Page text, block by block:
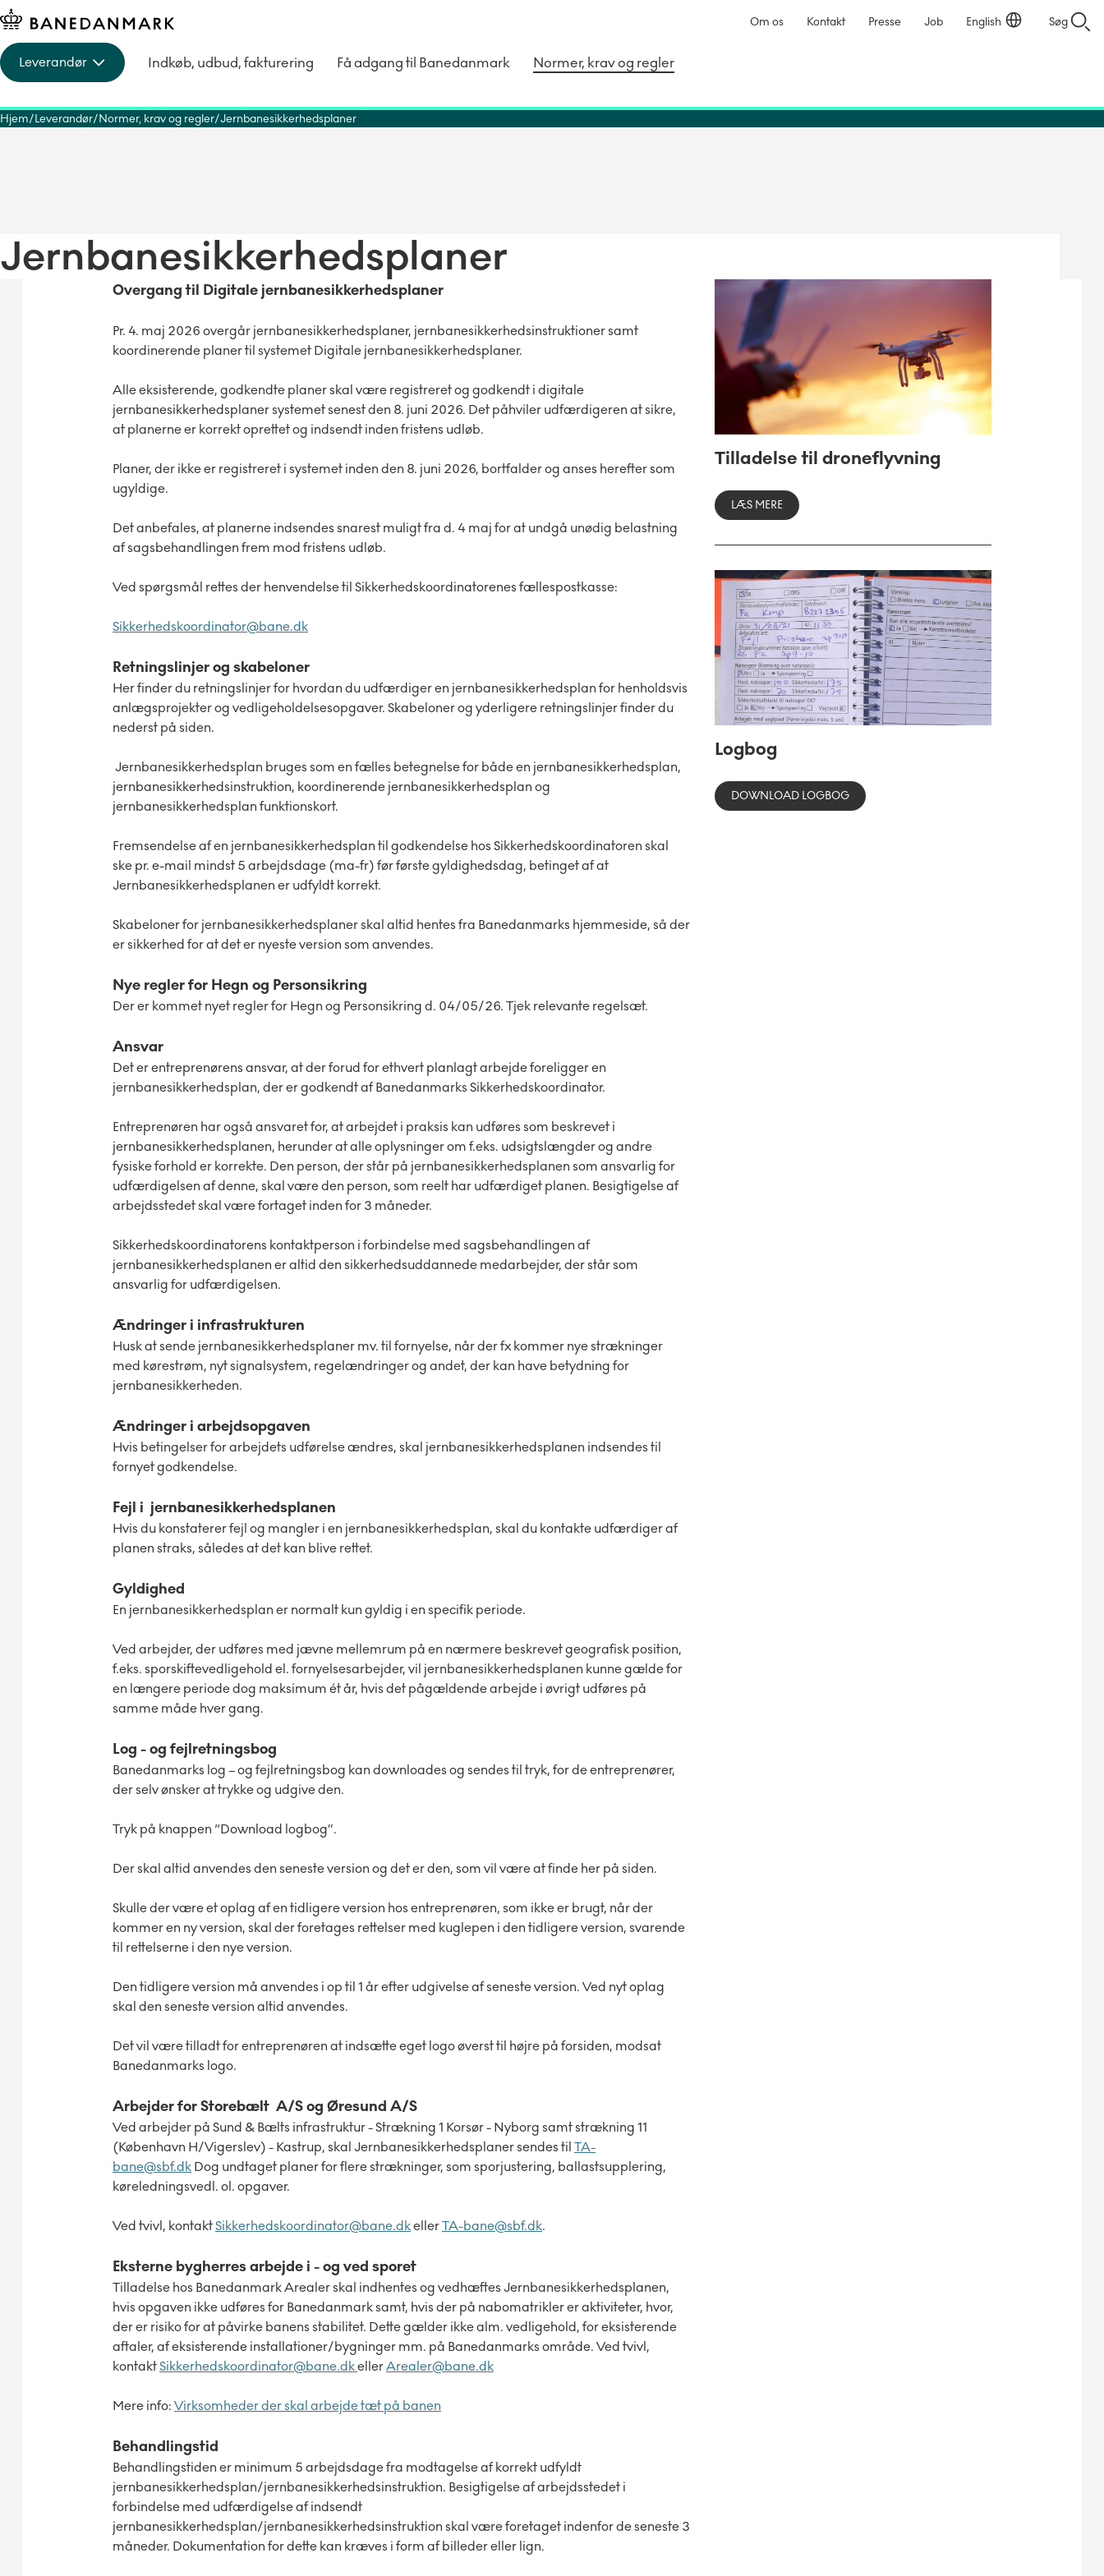
Leverandør Indkøb, udbud, fakturering Få adgang til Banedanmark Normer, krav og regler
Om os Kontakt Presse Job English Søg
Hjem Leverandør Normer, krav og regler Jernbanesikkerhedsplaner
Jernbanesikkerhedsplaner
Overgang til Digitale jernbanesikkerhedsplaner
Pr. 4. maj 2026 overgår jernbanesikkerhedsplaner, jernbanesikkerhedsinstruktioner samt
koordinerende planer til systemet Digitale jernbanesikkerhedsplaner.
Alle eksisterende, godkendte planer skal være registreret og godkendt i digitale
jernbanesikkerhedsplaner systemet senest den 8. juni 2026. Det påhviler udfærdigeren at sikre,
at planerne er korrekt oprettet og indsendt inden fristens udløb.
Planer, der ikke er registreret i systemet inden den 8. juni 2026, bortfalder og anses herefter som
ugyldige.
Det anbefales, at planerne indsendes snarest muligt fra d. 4 maj for at undgå unødig belastning
af sagsbehandlingen frem mod fristens udløb.
Ved spørgsmål rettes der henvendelse til Sikkerhedskoordinatorenes fællespostkasse:
Sikkerhedskoordinator@bane.dk
Retningslinjer og skabeloner
Her finder du retningslinjer for hvordan du udfærdiger en jernbanesikkerhedsplan for henholdsvis
anlægsprojekter og vedligeholdelsesopgaver. Skabeloner og yderligere retningslinjer finder du
nederst på siden.
Jernbanesikkerhedsplan bruges som en fælles betegnelse for både en jernbanesikkerhedsplan,
jernbanesikkerhedsinstruktion, koordinerende jernbanesikkerhedsplan og
jernbanesikkerhedsplan funktionskort.
Fremsendelse af en jernbanesikkerhedsplan til godkendelse hos Sikkerhedskoordinatoren skal
ske pr. e-mail mindst 5 arbejdsdage (ma-fr) før første gyldighedsdag, betinget af at
Jernbanesikkerhedsplanen er udfyldt korrekt.
Skabeloner for jernbanesikkerhedsplaner skal altid hentes fra Banedanmarks hjemmeside, så der
er sikkerhed for at det er nyeste version som anvendes.
Nye regler for Hegn og Personsikring
Der er kommet nyet regler for Hegn og Personsikring d. 04/05/26. Tjek relevante regelsæt.
Ansvar
Det er entreprenørens ansvar, at der forud for ethvert planlagt arbejde foreligger en
jernbanesikkerhedsplan, der er godkendt af Banedanmarks Sikkerhedskoordinator.
Entreprenøren har også ansvaret for, at arbejdet i praksis kan udføres som beskrevet i
jernbanesikkerhedsplanen, herunder at alle oplysninger om f.eks. udsigtslængder og andre
fysiske forhold er korrekte. Den person, der står på jernbanesikkerhedsplanen som ansvarlig for
udfærdigelsen af denne, skal være den person, som reelt har udfærdiget planen. Besigtigelse af
arbejdsstedet skal være fortaget inden for 3 måneder.
Sikkerhedskoordinatorens kontaktperson i forbindelse med sagsbehandlingen af
jernbanesikkerhedsplanen er altid den sikkerhedsuddannede medarbejder, der står som
ansvarlig for udfærdigelsen.
Ændringer i infrastrukturen
Husk at sende jernbanesikkerhedsplaner mv. til fornyelse, når der fx kommer nye strækninger
med kørestrøm, nyt signalsystem, regelændringer og andet, der kan have betydning for
jernbanesikkerheden.
Ændringer i arbejdsopgaven
Hvis betingelser for arbejdets udførelse ændres, skal jernbanesikkerhedsplanen indsendes til
fornyet godkendelse.
Fejl i jernbanesikkerhedsplanen
Hvis du konstaterer fejl og mangler i en jernbanesikkerhedsplan, skal du kontakte udfærdiger af
planen straks, således at det kan blive rettet.
Gyldighed
En jernbanesikkerhedsplan er normalt kun gyldig i en specifik periode.
Ved arbejder, der udføres med jævne mellemrum på en nærmere beskrevet geografisk position,
f.eks. sporskiftevedligehold el. fornyelsesarbejder, vil jernbanesikkerhedsplanen kunne gælde for
en længere periode dog maksimum ét år, hvis det pågældende arbejde i øvrigt udføres på
samme måde hver gang.
Log - og fejlretningsbog
Banedanmarks log – og fejlretningsbog kan downloades og sendes til tryk, for de entreprenører,
der selv ønsker at trykke og udgive den.
Tryk på knappen “Download logbog”.
Der skal altid anvendes den seneste version og det er den, som vil være at finde her på siden.
Skulle der være et oplag af en tidligere version hos entreprenøren, som ikke er brugt, når der
kommer en ny version, skal der foretages rettelser med kuglepen i den tidligere version, svarende
til rettelserne i den nye version.
Den tidligere version må anvendes i op til 1 år efter udgivelse af seneste version. Ved nyt oplag
skal den seneste version altid anvendes.
Det vil være tilladt for entreprenøren at indsætte eget logo øverst til højre på forsiden, modsat
Banedanmarks logo.
Arbejder for Storebælt A/S og Øresund A/S
Ved arbejder på Sund & Bælts infrastruktur - Strækning 1 Korsør - Nyborg samt strækning 11
(København H/Vigerslev) - Kastrup, skal Jernbanesikkerhedsplaner sendes til TA-
bane@sbf.dk Dog undtaget planer for flere strækninger, som sporjustering, ballastsupplering,
køreledningsvedl. ol. opgaver.
Ved tvivl, kontaktSikkerhedskoordinator@bane.dkellerTA-bane@sbf.dk.
Eksterne bygherres arbejde i - og ved sporet
Tilladelse hos Banedanmark Arealer skal indhentes og vedhæftes Jernbanesikkerhedsplanen,
hvis opgaven ikke udføres for Banedanmark samt, hvis der på nabomatrikler er aktiviteter, hvor,
der er risiko for at påvirke banens stabilitet. Dette gælder ikke alm. vedligehold, for eksisterende
aftaler, af eksisterende installationer/bygninger mm. på Banedanmarks område. Ved tvivl,
kontaktSikkerhedskoordinator@bane.dkellerArealer@bane.dk
Mere info: Virksomheder der skal arbejde tæt på banen
Behandlingstid
Behandlingstiden er minimum 5 arbejdsdage fra modtagelse af korrekt udfyldt
jernbanesikkerhedsplan/jernbanesikkerhedsinstruktion. Besigtigelse af arbejdsstedet i
forbindelse med udfærdigelse af indsendt
jernbanesikkerhedsplan/jernbanesikkerhedsinstruktion skal være foretaget indenfor de seneste 3
måneder. Dokumentation for dette kan kræves i form af billeder eller lign.
Tilladelse til droneflyvning
LÆS MERE
Logbog
DOWNLOAD LOGBOG